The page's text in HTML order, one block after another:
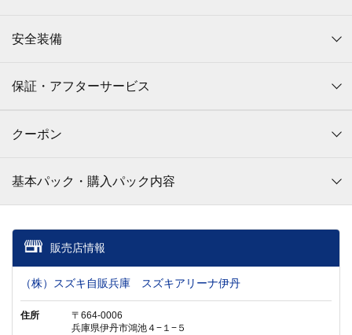
安全装備
保証・アフターサービス
クーポン
基本パック・購入パック内容
販売店情報
（株）スズキ自販兵庫 スズキアリーナ伊丹
住所
〒664-0006
兵庫県伊丹市鴻池４−１−５